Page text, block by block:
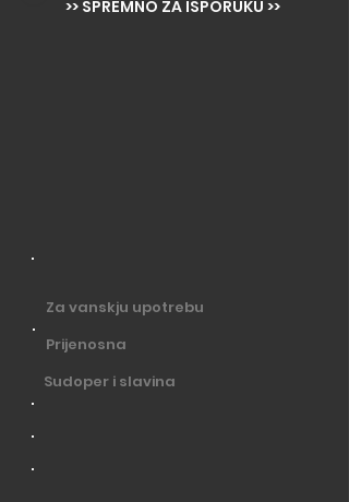
>> SPREMNO ZA ISPORUKU >>
Za vanskju upotrebu
Prijenosna
Sudoper i slavina